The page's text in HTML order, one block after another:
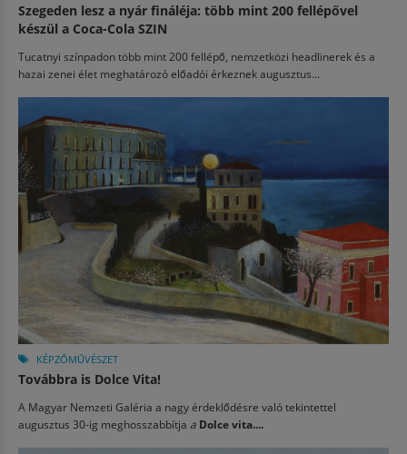
Szegeden lesz a nyár fináléja: több mint 200 fellépővel
készül a Coca-Cola SZIN
Tucatnyi színpadon több mint 200 fellépő, nemzetközi headlinerek és a
hazai zenei élet meghatározó előadói érkeznek augusztus...
KÉPZŐMŰVÉSZET
Továbbra is Dolce Vita!
A Magyar Nemzeti Galéria a nagy érdeklődésre való tekintettel
augusztus 30-ig meghosszabbítja a Dolce vita....